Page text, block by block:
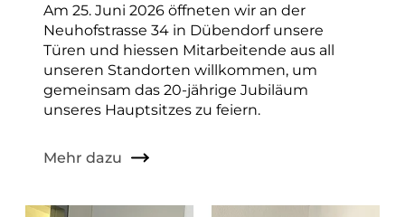
Am 25. Juni 2026 öffneten wir an der
Neuhofstrasse 34 in Dübendorf unsere
Türen und hiessen Mitarbeitende aus all
unseren Standorten willkommen, um
gemeinsam das 20-jährige Jubiläum
unseres Hauptsitzes zu feiern.
Mehr dazu